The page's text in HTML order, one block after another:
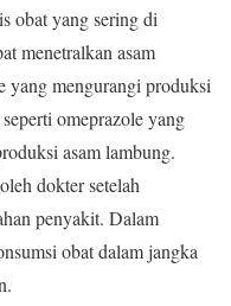
obat yang sering di
menetralkan asam
yang mengurangi produksi
omeprazole yang
asam lambung.
dokter setelah
penyakit. Dalam
obat dalam jangka